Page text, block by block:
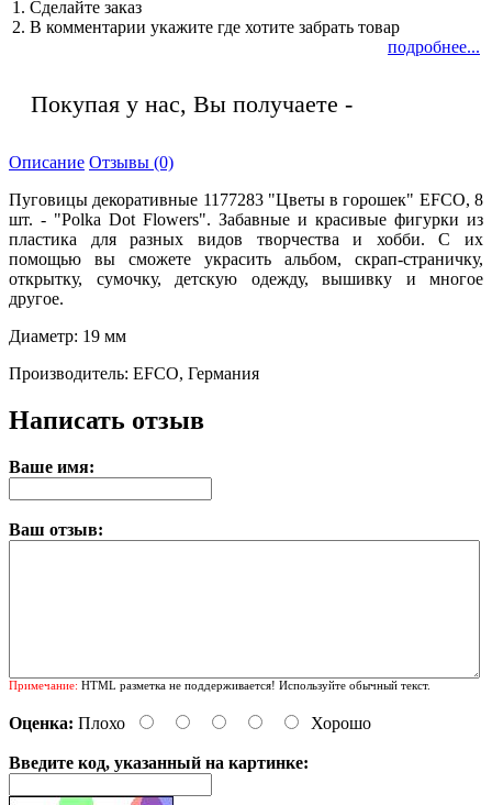
1. Сделайте заказ
2. В комментарии укажите где хотите забрать товар
подробнее...
Покупая у нас, Вы получаете -
Описание Отзывы (0)
Пуговицы декоративные 1177283 "Цветы в горошек" EFCO, 8
шт. - "Polka Dot Flowers". Забавные и красивые фигурки из
пластика для разных видов творчества и хобби. С их
помощью вы сможете украсить альбом, скрап-страничку,
открытку, сумочку, детскую одежду, вышивку и многое
другое.
Диаметр: 19 мм
Производитель: EFCO, Германия
Написать отзыв
Ваше имя:
Ваш отзыв:
Примечание: HTML разметка не поддерживается! Используйте обычный текст.
Оценка: Плохо Хорошо
Введите код, указанный на картинке: